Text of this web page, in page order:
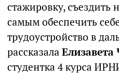
стажировку, съездить
самым обеспечить
трудоустройство в
рассказала Елизавета
студентка 4 курса